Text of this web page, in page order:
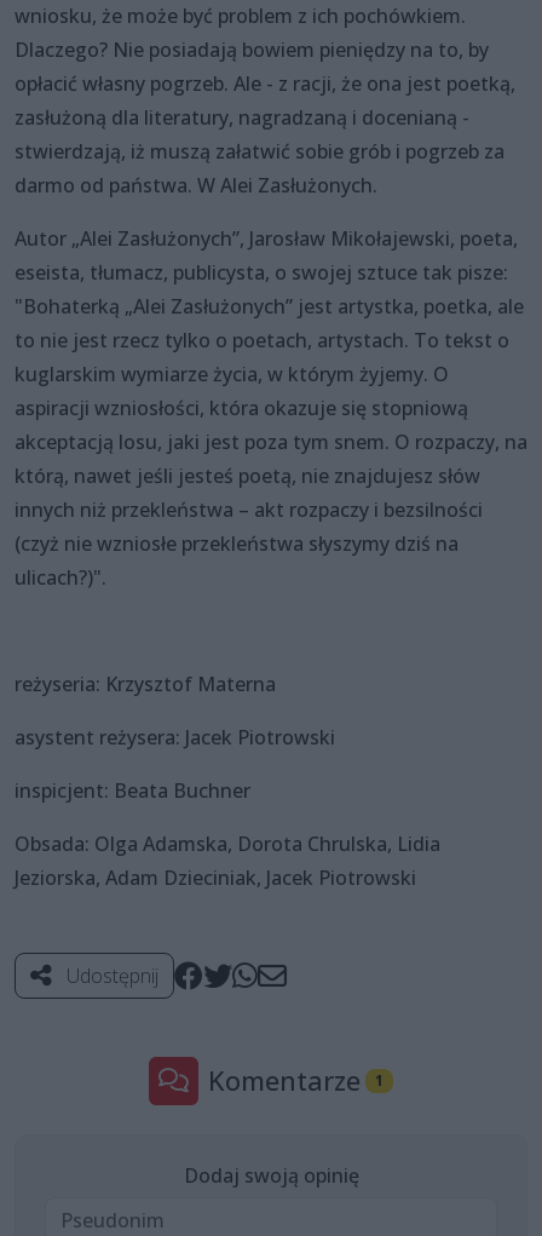
wniosku, że może być problem z ich pochówkiem.
Dlaczego? Nie posiadają bowiem pieniędzy na to, by
opłacić własny pogrzeb. Ale - z racji, że ona jest poetką,
zasłużoną dla literatury, nagradzaną i docenianą -
stwierdzają, iż muszą załatwić sobie grób i pogrzeb za
darmo od państwa. W Alei Zasłużonych.
Autor „Alei Zasłużonych”, Jarosław Mikołajewski, poeta,
eseista, tłumacz, publicysta, o swojej sztuce tak pisze:
"Bohaterką „Alei Zasłużonych” jest artystka, poetka, ale
to nie jest rzecz tylko o poetach, artystach. To tekst o
kuglarskim wymiarze życia, w którym żyjemy. O
aspiracji wzniosłości, która okazuje się stopniową
akceptacją losu, jaki jest poza tym snem. O rozpaczy, na
którą, nawet jeśli jesteś poetą, nie znajdujesz słów
innych niż przekleństwa – akt rozpaczy i bezsilności
(czyż nie wzniosłe przekleństwa słyszymy dziś na
ulicach?)".
reżyseria: Krzysztof Materna
asystent reżysera: Jacek Piotrowski
inspicjent: Beata Buchner
Obsada: Olga Adamska, Dorota Chrulska, Lidia
Jeziorska, Adam Dzieciniak, Jacek Piotrowski
Udostępnij
Komentarze 1
Dodaj swoją opinię